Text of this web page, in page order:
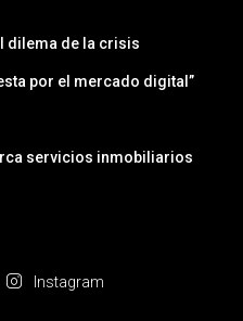
dilema de la crisis
por el mercado digital”
servicios inmobiliarios
Instagram